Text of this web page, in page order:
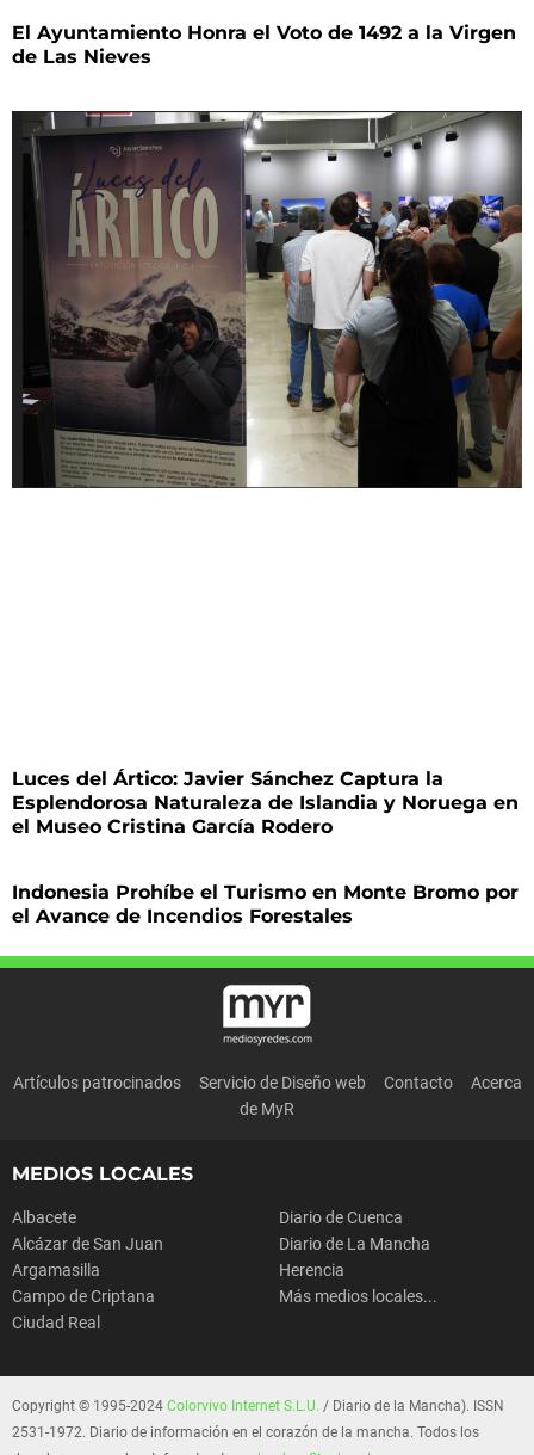
El Ayuntamiento Honra el Voto de 1492 a la Virgen
de Las Nieves
Luces del Ártico: Javier Sánchez Captura la
Esplendorosa Naturaleza de Islandia y Noruega en
el Museo Cristina García Rodero
Indonesia Prohíbe el Turismo en Monte Bromo por
el Avance de Incendios Forestales
Artículos patrocinados Servicio de Diseño web Contacto
Acerca
de MyR
MEDIOS LOCALES
Albacete
Alcázar de San Juan
Argamasilla
Campo de Criptana
Ciudad Real
Diario de Cuenca
Diario de La Mancha
Herencia
Más medios locales...
Copyright © 1995-2024 Colorvivo Internet S.L.U. / Diario de la Mancha). ISSN
2531-1972. Diario de información en el corazón de la mancha. Todos los